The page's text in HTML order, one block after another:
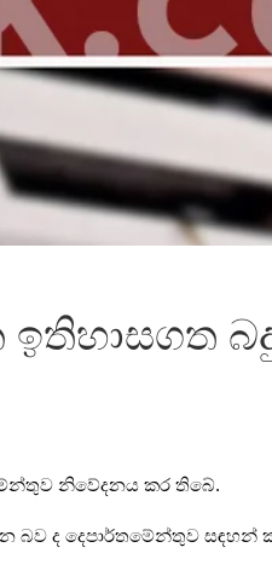
බදු
නිවේදනය කර තිබේ.
බව ද දෙපාර්තමේන්තුව සඳහන්